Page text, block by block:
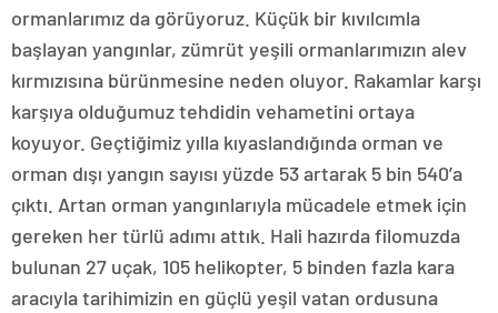
ormanlarımız da görüyoruz. Küçük bir kıvılcımla
başlayan yangınlar, zümrüt yeşili ormanlarımızın alev
kırmızısına bürünmesine neden oluyor. Rakamlar karşı
karşıya olduğumuz tehdidin vehametini ortaya
koyuyor. Geçtiğimiz yılla kıyaslandığında orman ve
orman dışı yangın sayısı yüzde 53 artarak 5 bin 540’a
çıktı. Artan orman yangınlarıyla mücadele etmek için
gereken her türlü adımı attık. Hali hazırda filomuzda
bulunan 27 uçak, 105 helikopter, 5 binden fazla kara
aracıyla tarihimizin en güçlü yeşil vatan ordusuna